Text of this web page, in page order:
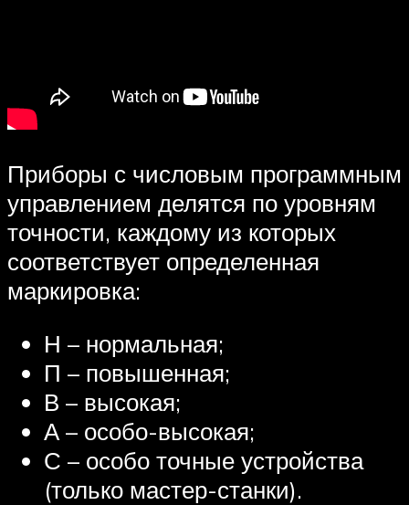
Приборы с числовым программным
управлением делятся по уровням
точности, каждому из которых
соответствует определенная
маркировка:
Н – нормальная;
П – повышенная;
В – высокая;
А – особо-высокая;
С – особо точные устройства
(только мастер-станки).